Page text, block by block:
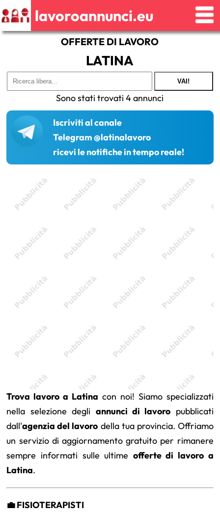
lavoroannunci.eu
OFFERTE DI LAVORO
LATINA
VAI!
Sono stati trovati 4 annunci
Iscriviti al canale
Telegram @latinalavoro
ricevi le notifiche in tempo reale!
Trova lavoro a Latina con noi! Siamo specializzati
nella selezione degli annunci di lavoro pubblicati
dall'agenzia del lavoro della tua provincia. Offriamo
un servizio di aggiornamento gratuito per rimanere
sempre informati sulle ultime offerte di lavoro a
Latina.
💼 FISIOTERAPISTI